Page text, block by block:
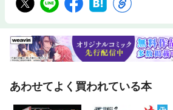
あわせてよく買われている本